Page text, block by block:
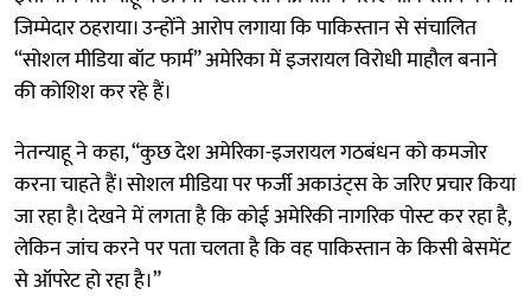
जिम्मेदार ठहराया। उन्होंने आरोप लगाया कि पाकिस्तान से संचालित
“सोशल मीडिया बॉट फार्म” अमेरिका में इजरायल विरोधी माहौल बनाने
की कोशिश कर रहे हैं।
नेतन्याहू ने कहा, “कुछ देश अमेरिका-इजरायल गठबंधन को कमजोर
करना चाहते हैं। सोशल मीडिया पर फर्जी अकाउंट्स के जरिए प्रचार किया
जा रहा है। देखने में लगता है कि कोई अमेरिकी नागरिक पोस्ट कर रहा है,
लेकिन जांच करने पर पता चलता है कि वह पाकिस्तान के किसी बेसमेंट
से ऑपरेट हो रहा है।”